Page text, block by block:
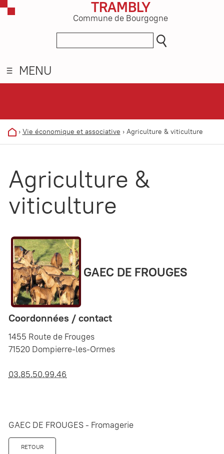
TRAMBLY
Commune de Bourgogne
MENU
› Vie économique et associative › Agriculture & viticulture
Agriculture &
viticulture
GAEC DE FROUGES
Coordonnées / contact
1455 Route de Frouges
71520 Dompierre-les-Ormes
03.85.50.99.46
GAEC DE FROUGES - Fromagerie
RETOUR